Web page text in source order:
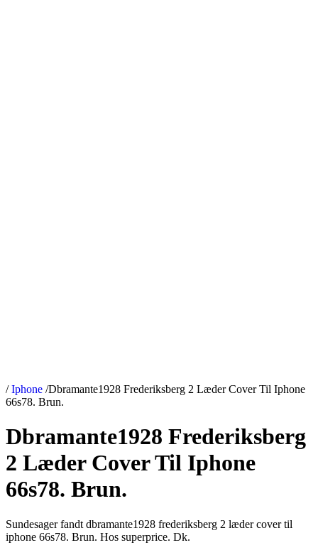
/ Iphone /Dbramante1928 Frederiksberg 2 Læder Cover Til Iphone
66s78. Brun.
Dbramante1928 Frederiksberg
2 Læder Cover Til Iphone
66s78. Brun.
Sundesager fandt dbramante1928 frederiksberg 2 læder cover til
iphone 66s78. Brun. Hos superprice. Dk.